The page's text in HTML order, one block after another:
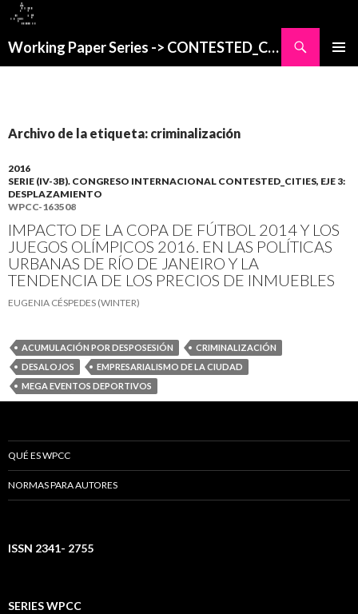
Working Paper Series -> CONTESTED_CITIES
Archivo de la etiqueta: criminalización
2016
SERIE (IV-3B). CONGRESO INTERNACIONAL CONTESTED_CITIES, EJE 3:
DESPLAZAMIENTO
WPCC-163508
IMPACTO DE LA COPA DE FÚTBOL 2014 Y LOS
JUEGOS OLÍMPICOS 2016. EN LAS POLÍTICAS
URBANAS DE RÍO DE JANEIRO Y LA
TENDENCIA DE LOS PRECIOS DE INMUEBLES
EUGENIA CÉSPEDES (WINTER)
ACUMULACIÓN POR DESPOSESIÓN
CRIMINALIZACIÓN
DESALOJOS
EMPRESARIALISMO DE LA CIUDAD
MEGA EVENTOS DEPORTIVOS
QUÉ ES WPCC
NORMAS PARA AUTORES
ISSN 2341- 2755
SERIES WPCC